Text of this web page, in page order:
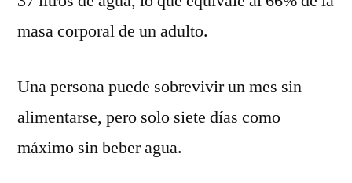
masa corporal de un adulto.
Una persona puede sobrevivir un mes sin
alimentarse, pero solo siete días como
máximo sin beber agua.